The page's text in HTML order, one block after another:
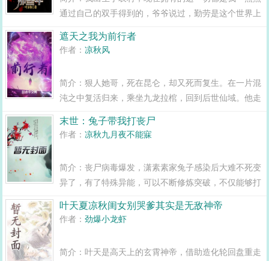
通过自己的双手得到的，爷爷说过，勤劳是这个世界上
遮天之我为前行者
作者：凉秋风
简介：狠人她哥，死在昆仑，却又死而复生。在一片混
沌之中复活归来，乘坐九龙拉棺，回到后世仙域。他走
来。未来没有我名，残躯被岁月磨灭，面目不可见。...
末世：兔子带我打丧尸
作者：凉秋九月夜不能寐
简介：丧尸病毒爆发，潇素素家兔子感染后大难不死变
异了，有了特殊异能，可以不断修炼突破，不仅能够打
约动物越来越多，兔子带领着一众契约兽，在末世为潇
叶天夏凉秋闺女别哭爹其实是无敌神帝
作者：劲爆小龙虾
简介：叶天是高天上的玄霄神帝，借助造化轮回盘重走